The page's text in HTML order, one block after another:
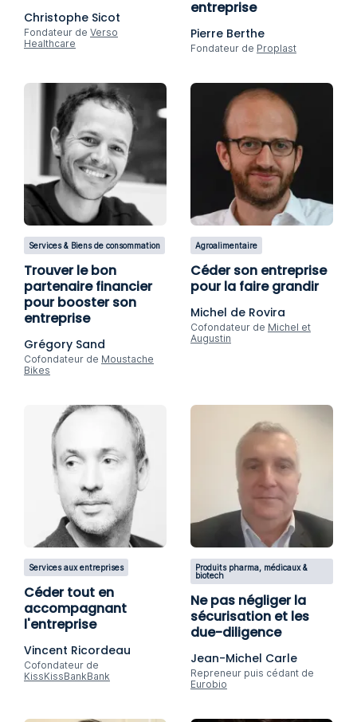
Christophe Sicot
Fondateur de Verso
Healthcare
entreprise
Pierre Berthe
Fondateur de Proplast
Services & Biens de consommation
Trouver le bon
partenaire financier
pour booster son
entreprise
Grégory Sand
Cofondateur de Moustache
Bikes
Agroalimentaire
Céder son entreprise
pour la faire grandir
Michel de Rovira
Cofondateur de Michel et
Augustin
Services aux entreprises
Céder tout en
accompagnant
l'entreprise
Vincent Ricordeau
Cofondateur de
KissKissBankBank
Produits pharma, médicaux &
biotech
Ne pas négliger la
sécurisation et les
due-diligence
Jean-Michel Carle
Repreneur puis cédant de
Eurobio